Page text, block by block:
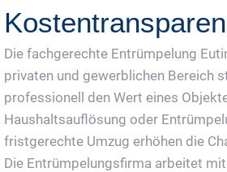
Die fachgerechte Entrümpelung
privaten und gewerblichen Bereich
professionell den Wert eines
Haushaltsauflösung oder
fristgerechte Umzug erhöhen die
Die Entrümpelungsfirma arbeitet